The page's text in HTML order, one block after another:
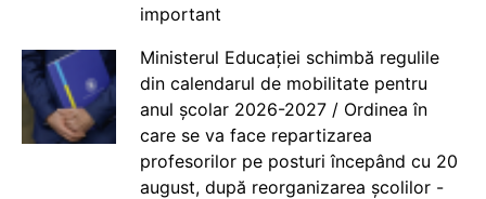
important
Ministerul Educației schimbă regulile
din calendarul de mobilitate pentru
anul școlar 2026-2027 / Ordinea în
care se va face repartizarea
profesorilor pe posturi începând cu 20
august, după reorganizarea școlilor -